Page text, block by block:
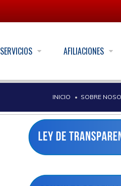
SERVICIOS AFILIACIONES
INICIO SOBRE